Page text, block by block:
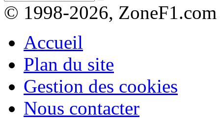
© 1998-2026, ZoneF1.com
Accueil
Plan du site
Gestion des cookies
Nous contacter